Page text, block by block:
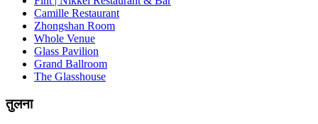
Camille Restaurant
Zhongshan Room
Whole Venue
Glass Pavilion
Grand Ballroom
The Glasshouse
तुलना